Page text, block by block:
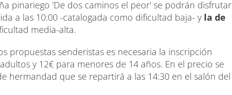
pinariego 'De dos caminos el peor' se podrán disfrutar
a las 10:00 -catalogada como dificultad baja- y la de
media-alta.
propuestas senderistas es necesaria la inscripción
y 12€ para menores de 14 años. En el precio se
hermandad que se repartirá a las 14:30 en el salón del